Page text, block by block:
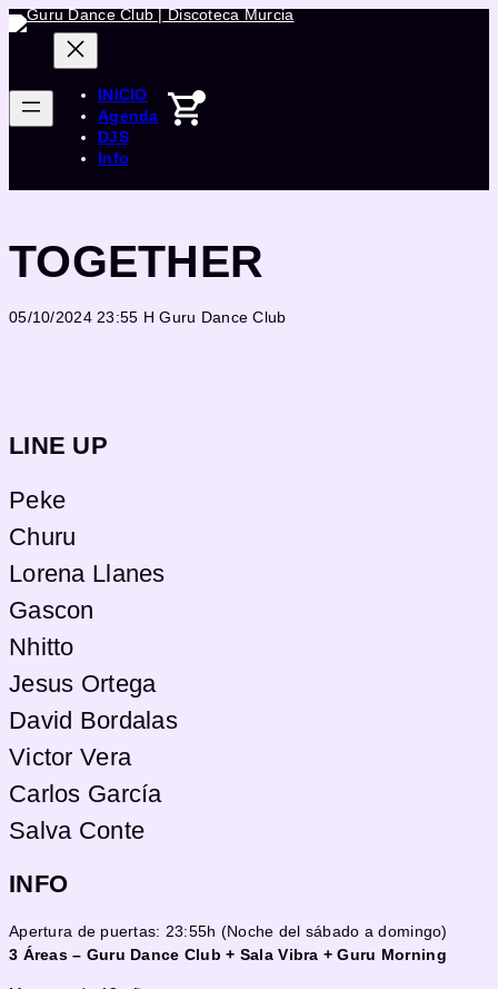
Saltar
contenido
INICIO
Agenda
DJS
Info
TOGETHER
05/10/2024 23:55 H Guru Dance Club
LINE UP
Peke
Churu
Lorena Llanes
Gascon
Nhitto
Jesus Ortega
David Bordalas
Victor Vera
Carlos García
Salva Conte
INFO
Apertura de puertas: 23:55h (Noche del sábado a domingo)
3 Áreas – Guru Dance Club + Sala Vibra + Guru Morning